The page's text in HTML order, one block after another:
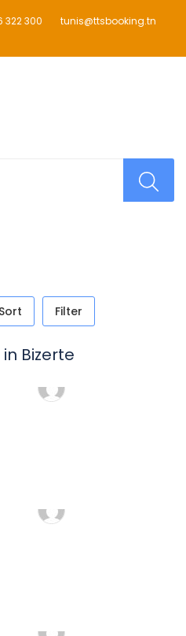
322 300 tunis@ttsbooking.tn
Sort Filter
in Bizerte